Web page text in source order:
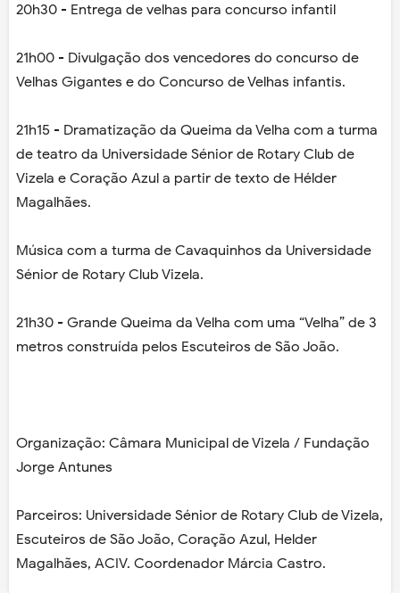
20h30 - Entrega de velhas para concurso infantil
21h00 - Divulgação dos vencedores do concurso de
Velhas Gigantes e do Concurso de Velhas infantis.
21h15 - Dramatização da Queima da Velha com a turma
de teatro da Universidade Sénior de Rotary Club de
Vizela e Coração Azul a partir de texto de Hélder
Magalhães.
Música com a turma de Cavaquinhos da Universidade
Sénior de Rotary Club Vizela.
21h30 - Grande Queima da Velha com uma “Velha” de 3
metros construída pelos Escuteiros de São João.
Organização: Câmara Municipal de Vizela / Fundação
Jorge Antunes
Parceiros: Universidade Sénior de Rotary Club de Vizela,
Escuteiros de São João, Coração Azul, Helder
Magalhães, ACIV. Coordenador Márcia Castro.